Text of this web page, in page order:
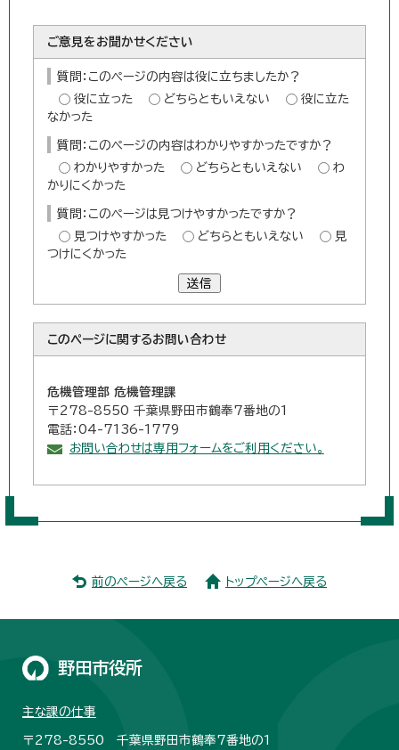
ご意見をお聞かせください
質問：このページの内容は役に立ちましたか？
役に立った
どちらともいえない
役に立た
なかった
質問：このページの内容はわかりやすかったですか？
わかりやすかった
どちらともいえない
わ
かりにくかった
質問：このページは見つけやすかったですか？
見つけやすかった
どちらともいえない
見
つけにくかった
送信
このページに関するお問い合わせ
危機管理部 危機管理課
〒278-8550 千葉県野田市鶴奉7番地の1
電話：04-7136-1779
お問い合わせは専用フォームをご利用ください。
前のページへ戻る トップページへ戻る
野田市役所
主な課の仕事
〒278-8550 千葉県野田市鶴奉7番地の1